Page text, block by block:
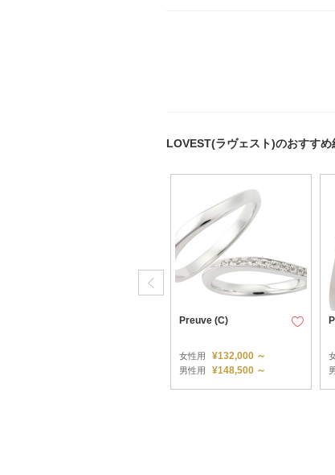
LOVEST(ラヴェスト)のおすすめ
Preuve (C)
女性用 ¥132,000 ～
男性用 ¥148,500 ～